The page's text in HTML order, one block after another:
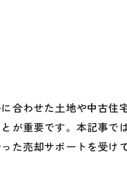
合わせた土地や中古
が重要です。本記事で
た売却サポートを受け